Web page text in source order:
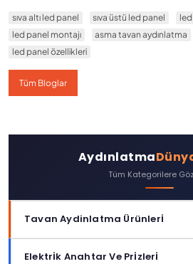
sıva altı led panel sıva üstü led panel
led panel montajı
asma tavan aydınlatma
led panel özellikleri
Tüm Bloglar
Aydınlatma
Tüm Kategorilere
Tavan Aydinlatma Ürünleri̇
Siva Altı Panel Led Aydınlatma
Elektri̇k Anahtar Ve Pri̇zleri̇